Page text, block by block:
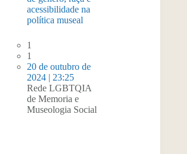
acessibilidade na
política museal
1
1
20 de outubro de
2024 | 23:25
Rede LGBTQIA
de Memoria e
Museologia Social